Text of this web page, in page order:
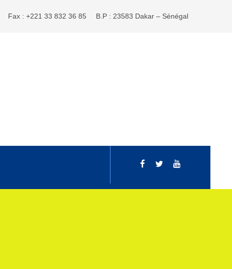
Fax : +221 33 832 36 85 B.P : 23583 Dakar – Sénégal